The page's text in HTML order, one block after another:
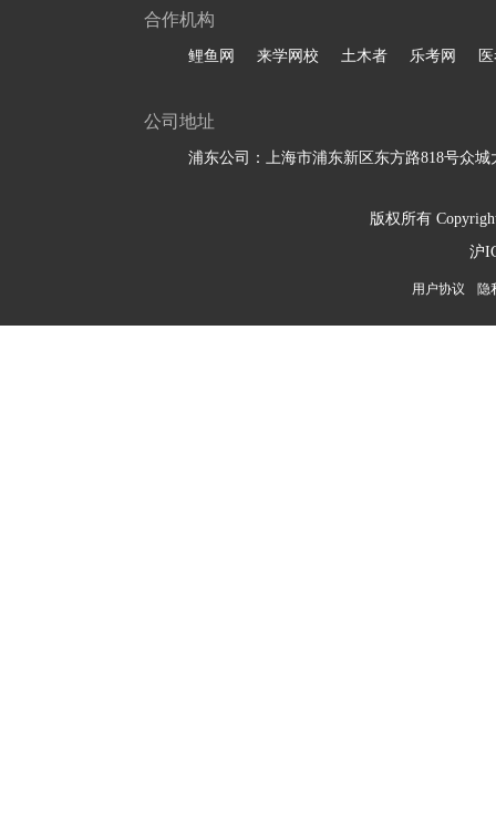
合作机构
鲤鱼网 来学网校 土木者 乐考网
公司地址
浦东公司：上海市浦东新区东方路818号众城
版权所有
沪
用户协议 隐